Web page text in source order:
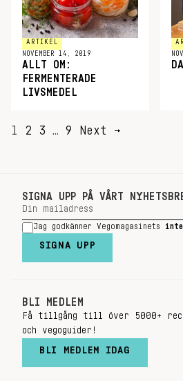
ARTIKEL
NOVEMBER 14, 2019
ALLT OM:
FERMENTERADE
LIVSMEDEL
SIDNUMRERING
1 2 3 … 9 Next →
SIGNA UPP PÅ VÅRT
Jag godkänner Vegomagasinets
SIGNA UPP
BLI MEDLEM
Få tillgång till över 5000+
och vegoguider!
BLI MEDLEM IDAG